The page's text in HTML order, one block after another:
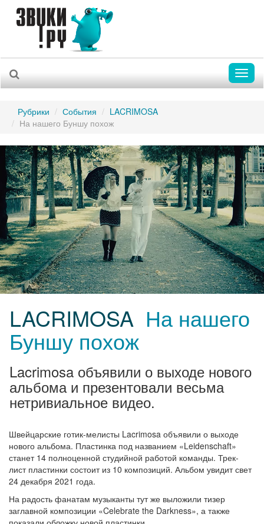
Рубрики События
LACRIMOSA
На нашего Буншу похож
LACRIMOSA На нашего
Буншу похож
Lacrimosa объявили о выходе нового
альбома и презентовали весьма
нетривиальное видео.
Швейцарские готик-мелисты Lacrimosa объявили о выходе
нового альбома. Пластинка под названием «Leidenschaft»
станет 14 полноценной студийной работой команды. Трек-
лист пластинки состоит из 10 композиций. Альбом увидит свет
24 декабря 2021 года.
На радость фанатам музыканты тут же выложили тизер
заглавной композиции «Celebrate the Darkness», а также